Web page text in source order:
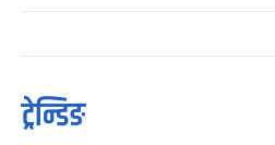
ट्रेन्डिङ